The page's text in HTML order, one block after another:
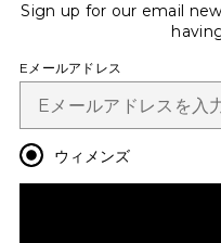
改善にご協力くださ
Sign up for our email
Eメールアドレス
ウィメンズ